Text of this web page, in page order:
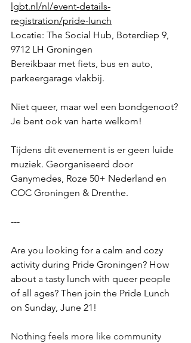
lgbt.nl/nl/event-details-
registration/pride-lunch
Locatie: The Social Hub, Boterdiep 9,
9712 LH Groningen
Bereikbaar met fiets, bus en auto,
parkeergarage vlakbij.
Niet queer, maar wel een bondgenoot?
Je bent ook van harte welkom!
Tijdens dit evenement is er geen luide
muziek. Georganiseerd door
Ganymedes, Roze 50+ Nederland en
COC Groningen & Drenthe.
---
Are you looking for a calm and cozy
activity during Pride Groningen? How
about a tasty lunch with queer people
of all ages? Then join the Pride Lunch
on Sunday, June 21!
Nothing feels more like community